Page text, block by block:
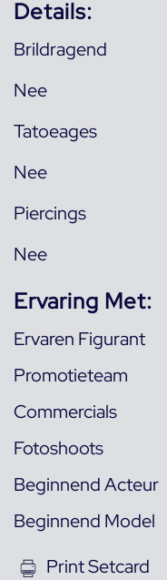
Details:
Brildragend
Nee
Tatoeages
Nee
Piercings
Nee
Ervaring Met:
Ervaren Figurant
Promotieteam
Commercials
Fotoshoots
Beginnend Acteur
Beginnend Model
Print Setcard